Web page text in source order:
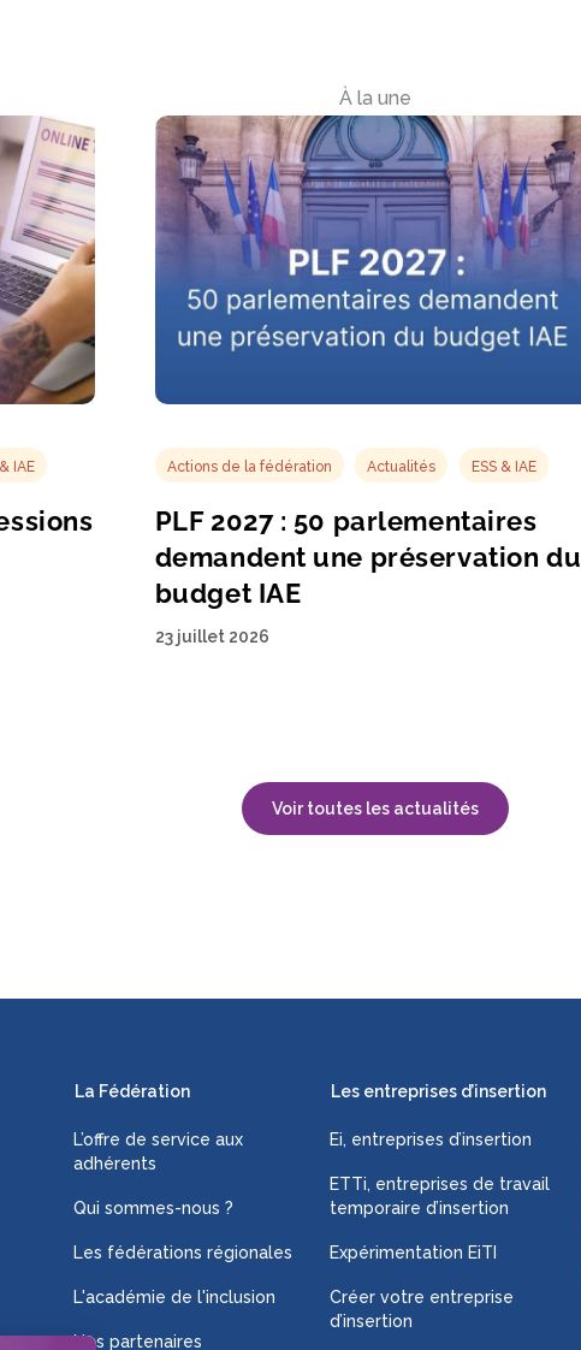
À la une
IAE Actions de la fédération Actualités ESS & IAE
PLF 2027 : 50 parlementaires
demandent une préservation du
budget IAE
23 juillet 2026
Voir toutes les actualités
La Fédération
L’offre de service aux
adhérents
Qui sommes-nous ?
Les fédérations régionales
L'académie de l'inclusion
Nos partenaires
Les entreprises d’insertion
Ei, entreprises d’insertion
ETTi, entreprises de travail
temporaire d’insertion
Expérimentation EiTI
Créer votre entreprise
d’insertion